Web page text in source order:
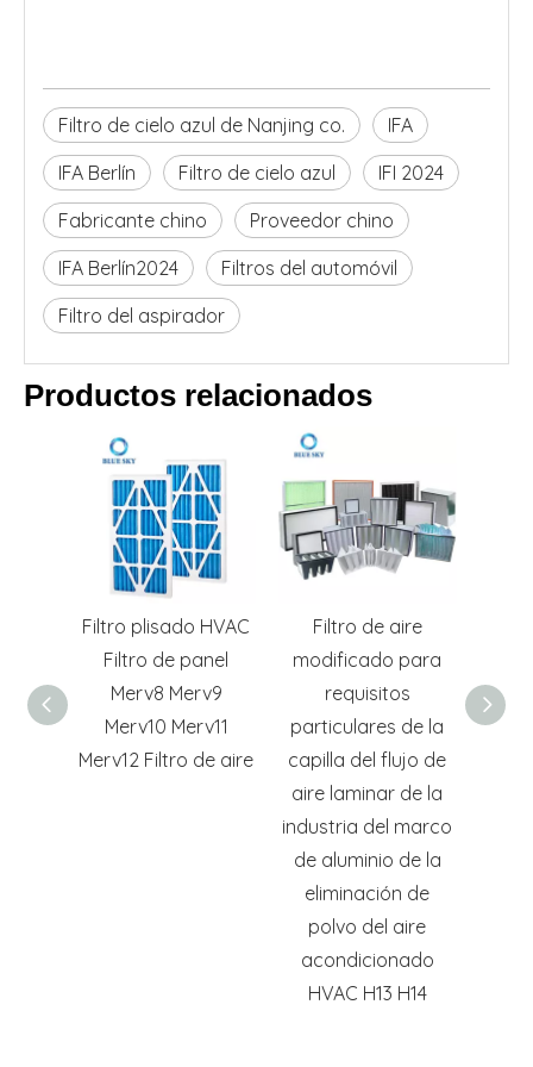
Filtro de cielo azul de Nanjing co.
IFA
IFA Berlín
Filtro de cielo azul
IFI 2024
Fabricante chino
Proveedor chino
IFA Berlín2024
Filtros del automóvil
Filtro del aspirador
Productos relacionados
Filtro de aire
modificado para
requisitos
particulares de la
capilla del flujo de
bolso de filtro de la
HVAC del bolsillo de
la fibra sintética de
590*590m m F5 F6
F7F8